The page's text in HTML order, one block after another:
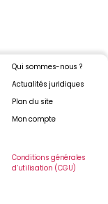
Qui sommes-nous ?
Actualités juridiques
Plan du site
Mon compte
Conditions générales
d’utilisation (CGU)